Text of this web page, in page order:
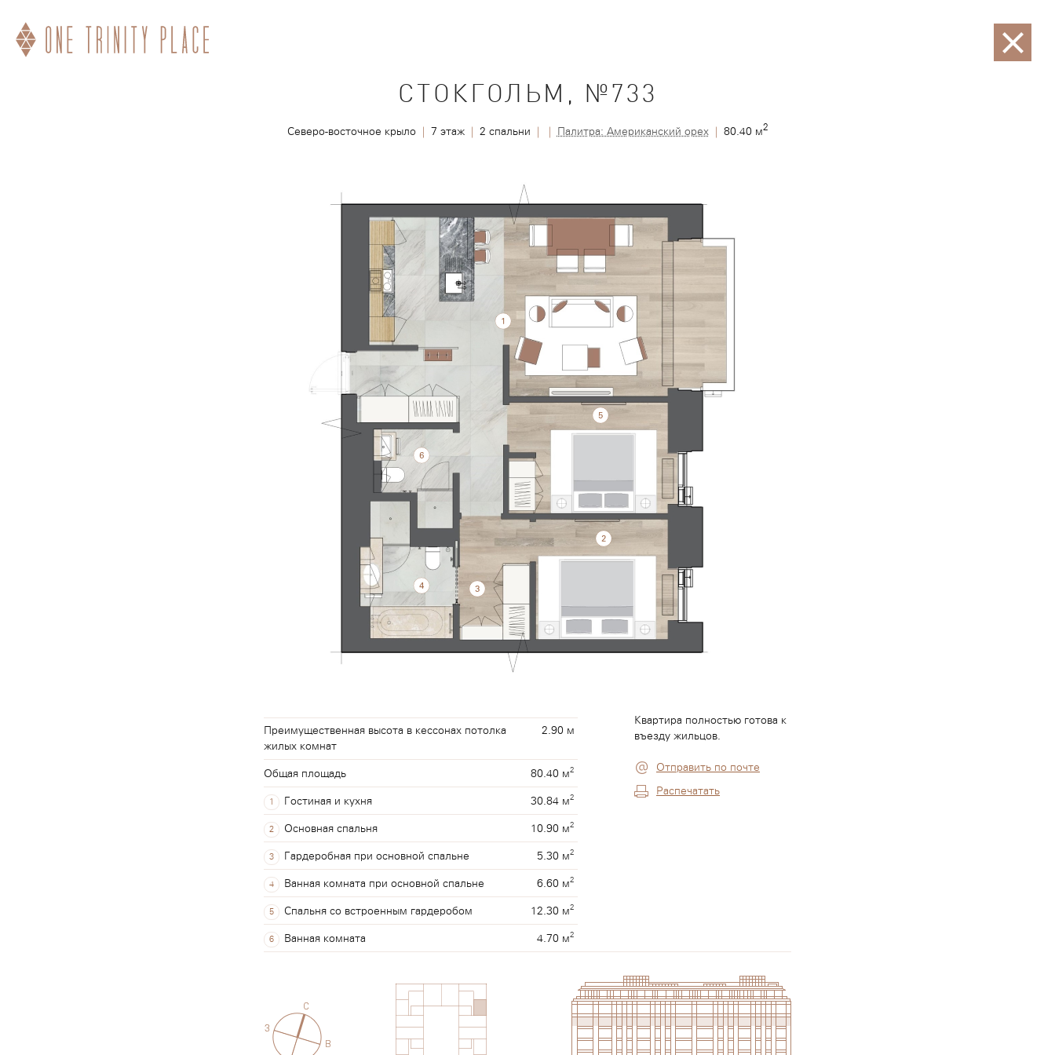
Закрыть
СТОКГОЛЬМ, №733
Северо-восточное крыло 7 этаж 2 спальни Палитра: Американский орех 80.40 м2
Преимущественная высота в кессонах потолка
жилых комнат
2.90 м
Общая площадь 80.40 м2
1 Гостиная и кухня 30.84 м2
2 Основная спальня 10.90 м2
3 Гардеробная при основной спальне 5.30 м2
4 Ванная комната при основной спальне 6.60 м2
5 Спальня со встроенным гардеробом 12.30 м2
6 Ванная комната 4.70 м2
Квартира полностью готова к
въезду жильцов.
Отправить по почте
Распечатать